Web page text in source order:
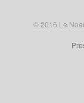
© 2016 Le